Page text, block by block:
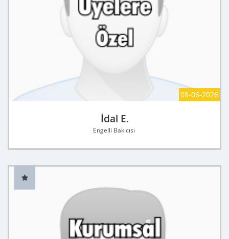
08-06-2026
İdal E.
Engelli Bakıcısı